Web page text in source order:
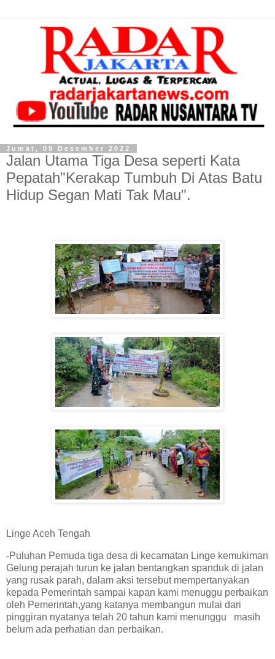
Jumat, 09 Desember 2022
Jalan Utama Tiga Desa seperti Kata
Pepatah"Kerakap Tumbuh Di Atas Batu
Hidup Segan Mati Tak Mau".
Linge Aceh Tengah
-Puluhan Pemuda tiga desa di kecamatan Linge kemukiman
Gelung perajah turun ke jalan bentangkan spanduk di jalan
yang rusak parah, dalam aksi tersebut mempertanyakan
kepada Pemerintah sampai kapan kami menuggu perbaikan
oleh Pemerintah,yang katanya membangun mulai dari
pinggiran nyatanya telah 20 tahun kami menunggu masih
belum ada perhatian dan perbaikan.